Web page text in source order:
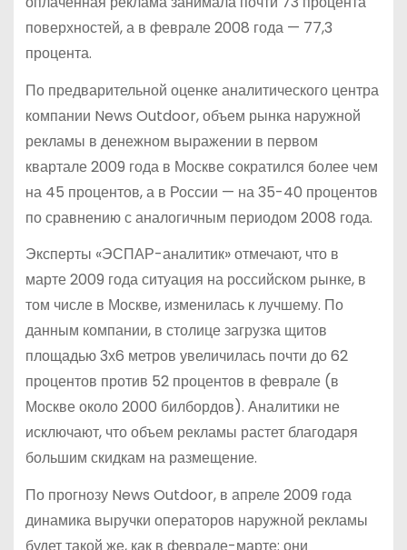
поверхностей, а в феврале 2008 года — 77,3
процента.
По предварительной оценке аналитического центра
компании News Outdoor, объем рынка наружной
рекламы в денежном выражении в первом
квартале 2009 года в Москве сократился более чем
на 45 процентов, а в России — на 35-40 процентов
по сравнению с аналогичным периодом 2008 года.
Эксперты «ЭСПАР-аналитик» отмечают, что в
марте 2009 года ситуация на российском рынке, в
том числе в Москве, изменилась к лучшему. По
данным компании, в столице загрузка щитов
площадью 3х6 метров увеличилась почти до 62
процентов против 52 процентов в феврале (в
Москве около 2000 билбордов). Аналитики не
исключают, что объем рекламы растет благодаря
большим скидкам на размещение.
По прогнозу News Outdoor, в апреле 2009 года
динамика выручки операторов наружной рекламы